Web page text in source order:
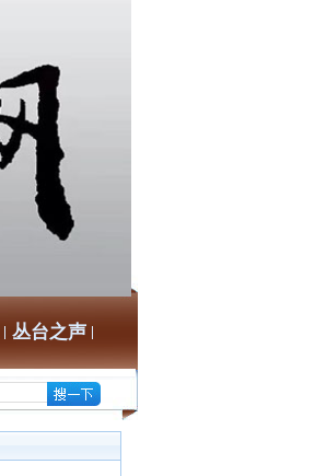
丛台之声